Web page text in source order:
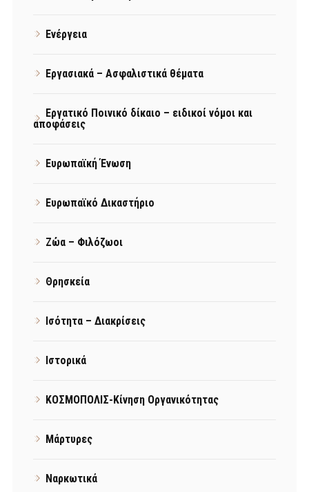
Ενέργεια
Εργασιακά – Ασφαλιστικά θέματα
Εργατικό Ποινικό δίκαιο – ειδικοί νόμοι και
αποφάσεις
Ευρωπαϊκή Ένωση
Ευρωπαϊκό Δικαστήριο
Ζώα – Φιλόζωοι
Θρησκεία
Ισότητα – Διακρίσεις
Ιστορικά
ΚΟΣΜΟΠΟΛΙΣ-Κίνηση Οργανικότητας
Μάρτυρες
Ναρκωτικά